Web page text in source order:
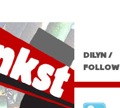
DILYN /
FOLLOW